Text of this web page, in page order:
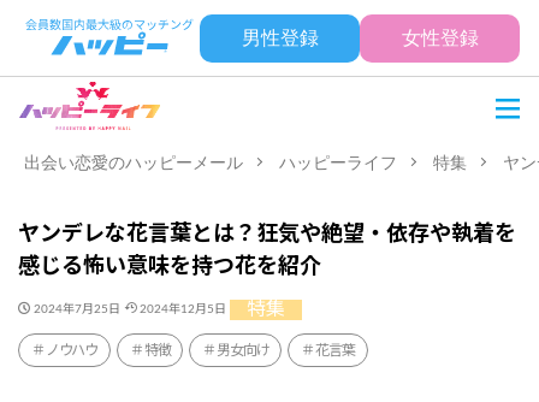
男性登録 女性登録
出会い恋愛のハッピーメール ハッピーライフ 特集 ヤ
ヤンデレな花言葉とは？狂気や絶望・依存や執着を
感じる怖い意味を持つ花を紹介
2024年7月25日 2024年12月5日 特集
ノウハウ 特徴 男女向け 花言葉